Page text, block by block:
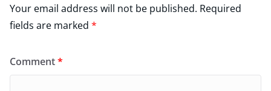
Your email address will not be published. Required
fields are marked *
Comment*